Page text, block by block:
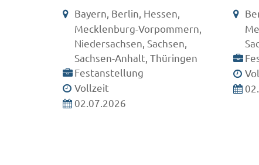
Bayern, Berlin, Hessen,
Mecklenburg-Vorpommern,
Niedersachsen, Sachsen,
Sachsen-Anhalt, Thüringen
Festanstellung
Vollzeit
02.07.2026